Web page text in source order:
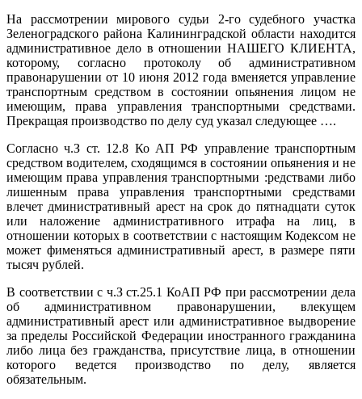
На рассмотрении мирового судьи 2-го судебного участка
Зеленоградского района Калининградской области находится
административное дело в отношении НАШЕГО КЛИЕНТА,
которому, согласно протоколу об административном
правонарушении от 10 июня 2012 года вменяется управление
транспортным средством в состоянии опьянения лицом не
имеющим, права управления транспортными средствами.
Прекращая производство по делу суд указал следующее ….
Согласно ч.З ст. 12.8 Ко АП РФ управление транспортным
средством водителем, сходящимся в состоянии опьянения и не
имеющим права управления транспортными :редствами либо
лишенным права управления транспортными средствами
влечет дминистративный арест на срок до пятнадцати суток
или наложение административного итрафа на лиц, в
отношении которых в соответствии с настоящим Кодексом не
может фименяться административный арест, в размере пяти
тысяч рублей.
В соответствии с ч.З ст.25.1 КоАП РФ при рассмотрении дела
об административном правонарушении, влекущем
административный арест или административное выдворение
за пределы Российской Федерации иностранного гражданина
либо лица без гражданства, присутствие лица, в отношении
которого ведется производство по делу, является
обязательным.